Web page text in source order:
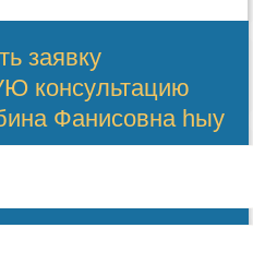
заявку
консультацию
Фанисовна һыу